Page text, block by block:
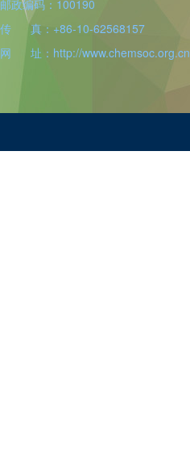
邮政编码：100190
传 真：+86-10-62568157
网 址：http://www.chemsoc.org.cn